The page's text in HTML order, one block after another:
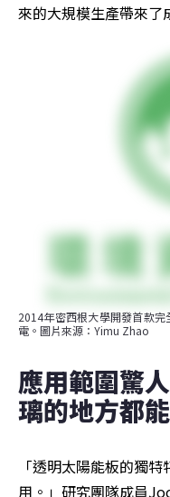
來的大規模生產帶來了
2014年密西根大學開發首款
電。圖片來源：Yimu Zhao
應用範圍驚
璃的地方都
「透明太陽能板的獨
用。」研究團隊成員